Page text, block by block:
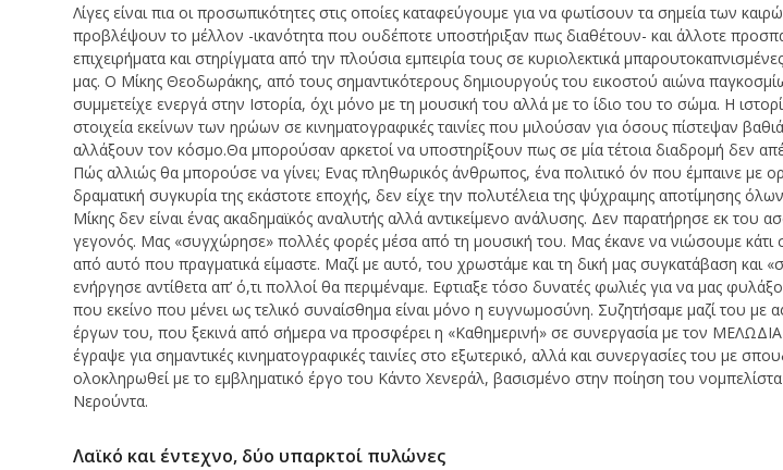
Λίγες είναι πια οι προσωπικότητες στις οποίες καταφεύγουμε για να φωτίσουν τα σημεία των
προβλέψουν το μέλλον -ικανότητα που ουδέποτε υποστήριξαν πως διαθέτουν- και άλλοτε
επιχειρήματα και στηρίγματα από την πλούσια εμπειρία τους σε κυριολεκτικά
μας. Ο Μίκης Θεοδωράκης, από τους σημαντικότερους δημιουργούς του εικοστού αιώνα
συμμετείχε ενεργά στην Ιστορία, όχι μόνο με τη μουσική του αλλά με το ίδιο του το σώμα. Η
στοιχεία εκείνων των ηρώων σε κινηματογραφικές ταινίες που μιλούσαν για όσους πίστεψαν
αλλάξουν τον κόσμο.Θα μπορούσαν αρκετοί να υποστηρίξουν πως σε μία τέτοια διαδρομή δεν
Πώς αλλιώς θα μπορούσε να γίνει; Ενας πληθωρικός άνθρωπος, ένα πολιτικό όν που έμπαινε με
δραματική συγκυρία της εκάστοτε εποχής, δεν είχε την πολυτέλεια της ψύχραιμης αποτίμησης
Μίκης δεν είναι ένας ακαδημαϊκός αναλυτής αλλά αντικείμενο ανάλυσης. Δεν παρατήρησε εκ του
γεγονός. Μας «συγχώρησε» πολλές φορές μέσα από τη μουσική του. Μας έκανε να νιώσουμε κάτι
από αυτό που πραγματικά είμαστε. Μαζί με αυτό, του χρωστάμε και τη δική μας συγκατάβαση και
ενήργησε αντίθετα απ’ ό,τι πολλοί θα περιμέναμε. Εφτιαξε τόσο δυνατές φωλιές για να μας
που εκείνο που μένει ως τελικό συναίσθημα είναι μόνο η ευγνωμοσύνη. Συζητήσαμε μαζί του με
έργων του, που ξεκινά από σήμερα να προσφέρει η «Καθημερινή» σε συνεργασία με τον
έγραψε για σημαντικές κινηματογραφικές ταινίες στο εξωτερικό, αλλά και συνεργασίες του με
ολοκληρωθεί με το εμβληματικό έργο του Κάντο Χενεράλ, βασισμένο στην ποίηση του
Νερούντα.
Λαϊκό και έντεχνο, δύο υπαρκτοί πυλώνες